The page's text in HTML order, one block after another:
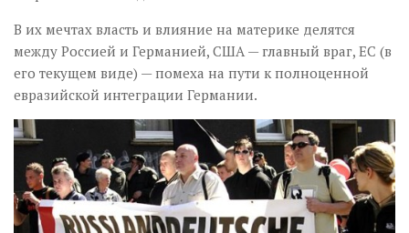
В их мечтах власть и влияние на материке делятся
между Россией и Германией, США — главный враг, ЕС (в
его текущем виде) — помеха на пути к полноценной
евразийской интеграции Германии.